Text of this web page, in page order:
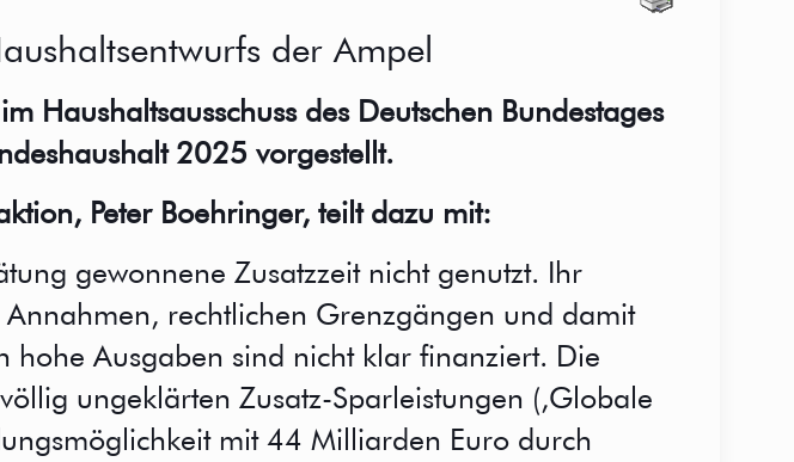
der Ampel
Haushaltsausschuss des Deutschen Bundestages
2025 vorgestellt.
Peter Boehringer, teilt dazu mit:
gewonnene Zusatzzeit nicht genutzt. Ihr
Annahmen, rechtlichen Grenzgängen und damit
hohe Ausgaben sind nicht klar finanziert. Die
ungeklärten Zusatz-Sparleistungen (,Globale
mit 44 Milliarden Euro durch